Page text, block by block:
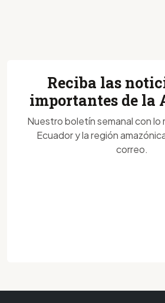
Reciba las
importantes de la
Nuestro boletín semanal con lo
Ecuador y la región
correo.